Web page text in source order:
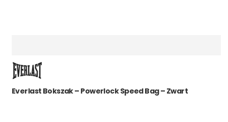
Everlast Bokszak – Powerlock Speed Bag – Zwart